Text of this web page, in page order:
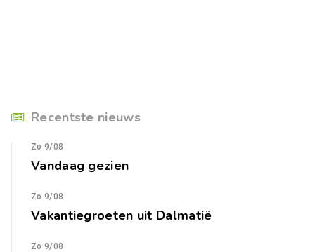
Recentste nieuws
Zo 9/08
Vandaag gezien
Zo 9/08
Vakantiegroeten uit Dalmatië
Zo 9/08